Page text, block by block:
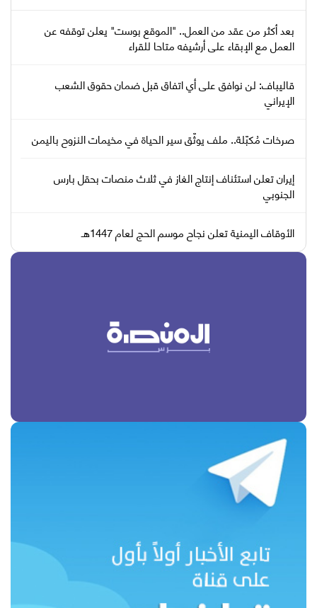
بعد أكثر من عقد من العمل.. "الموقع بوست" يعلن توقفه عن
العمل مع الإبقاء على أرشيفه متاحا للقراء
قاليباف: لن نوافق على أي اتفاق قبل ضمان حقوق الشعب
الإيراني
صرخات مُكبّلة.. ملف يوثّق سير الحياة في مخيمات النزوح باليمن
إيران تعلن استئناف إنتاج الغاز في ثلاث منصات بحقل بارس
الجنوبي
الأوقاف اليمنية تعلن نجاح موسم الحج لعام 1447هـ